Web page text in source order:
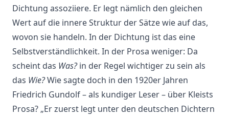
Dichtung assoziiere. Er legt nämlich den gleichen
Wert auf die innere Struktur der Sätze wie auf das,
wovon sie handeln. In der Dichtung ist das eine
Selbstverständlichkeit. In der Prosa weniger: Da
scheint das Was?in der Regel wichtiger zu sein als
das Wie?Wie sagte doch in den 1920er Jahren
Friedrich Gundolf – als kundiger Leser – über Kleists
Prosa? „Er zuerst legt unter den deutschen Dichtern